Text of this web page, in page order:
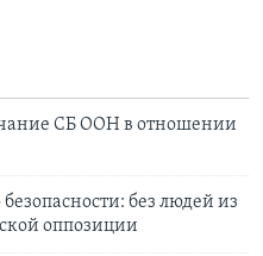
СБ ООН в отношении
без людей из
оппозиции